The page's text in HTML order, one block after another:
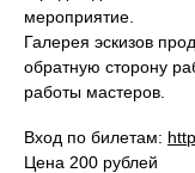
мероприятие.
Галерея эскизов
обратную сторону
работы мастеров.
Вход по билетам:
Цена 200 рублей